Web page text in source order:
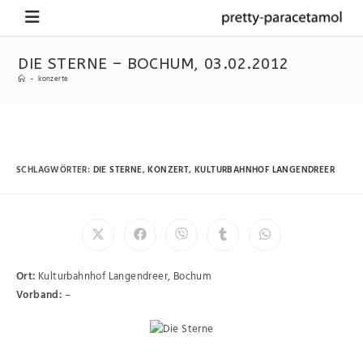
DIE STERNE – BOCHUM, 03.02.2012
- konzerte
SCHLAGWÖRTER: DIE STERNE,KONZERT, KULTURBAHNHOF LANGENDREER
Ort: Kulturbahnhof Langendreer, Bochum
Vorband:–